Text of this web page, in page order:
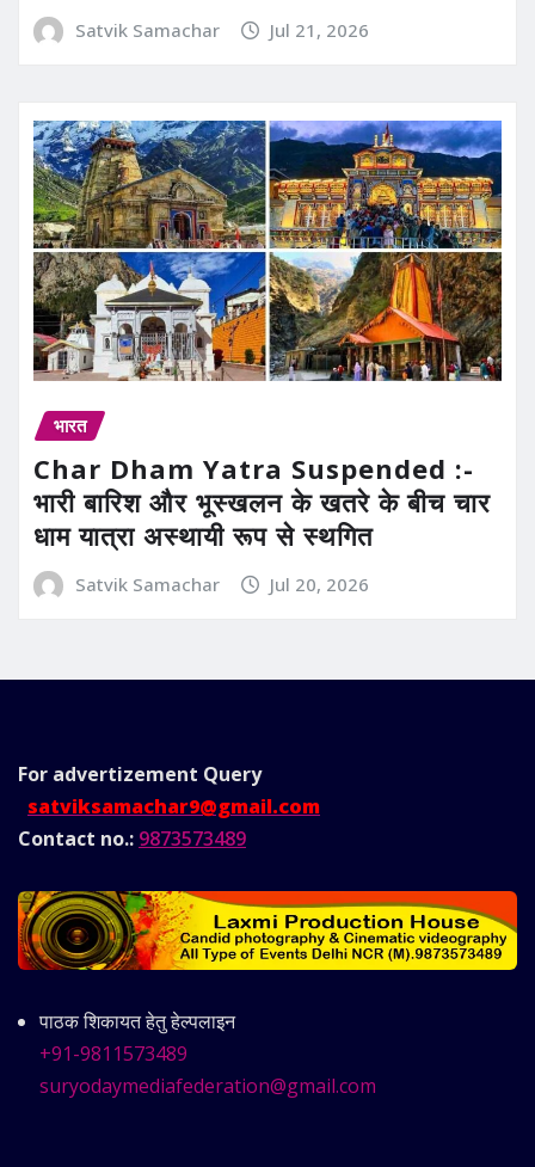
Satvik Samachar Jul 21, 2026
भारत
Char Dham Yatra Suspended :-
भारी बारिश और भूस्खलन के खतरे के बीच चार
धाम यात्रा अस्थायी रूप से स्थगित
Satvik Samachar Jul 20, 2026
For advertizement Query
satviksamachar9@gmail.com
Contact no.: 9873573489
पाठक शिकायत हेतु हेल्पलाइन
+91-9811573489
suryodaymediafederation@gmail.com